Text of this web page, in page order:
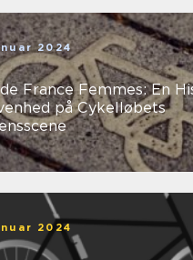
2024
France Femmes: En
på Cykelløbets
2024